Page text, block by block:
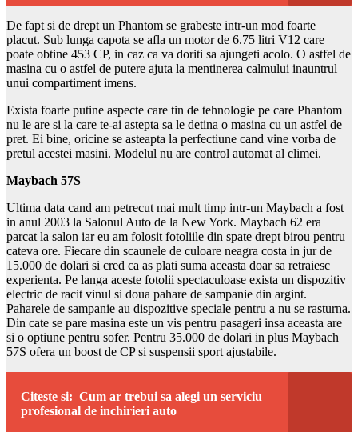
De fapt si de drept un Phantom se grabeste intr-un mod foarte
placut. Sub lunga capota se afla un motor de 6.75 litri V12 care
poate obtine 453 CP, in caz ca va doriti sa ajungeti acolo. O astfel de
masina cu o astfel de putere ajuta la mentinerea calmului inauntrul
unui compartiment imens.
Exista foarte putine aspecte care tin de tehnologie pe care Phantom
nu le are si la care te-ai astepta sa le detina o masina cu un astfel de
pret. Ei bine, oricine se asteapta la perfectiune cand vine vorba de
pretul acestei masini. Modelul nu are control automat al climei.
Maybach 57S
Ultima data cand am petrecut mai mult timp intr-un Maybach a fost
in anul 2003 la Salonul Auto de la New York. Maybach 62 era
parcat la salon iar eu am folosit fotoliile din spate drept birou pentru
cateva ore. Fiecare din scaunele de culoare neagra costa in jur de
15.000 de dolari si cred ca as plati suma aceasta doar sa retraiesc
experienta. Pe langa aceste fotolii spectaculoase exista un dispozitiv
electric de racit vinul si doua pahare de sampanie din argint.
Paharele de sampanie au dispozitive speciale pentru a nu se rasturna.
Din cate se pare masina este un vis pentru pasageri insa aceasta are
si o optiune pentru sofer. Pentru 35.000 de dolari in plus Maybach
57S ofera un boost de CP si suspensii sport ajustabile.
Citeste si: Cum ar trebui sa alegi un serviciu
profesional de inchirieri auto